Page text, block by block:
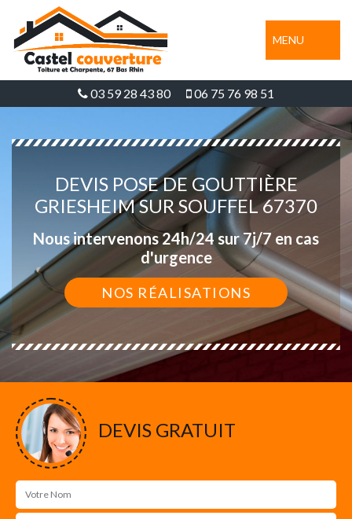
MENU
03 59 28 43 80 06 75 76 98 51
DEVIS POSE DE GOUTTIÈRE
GRIESHEIM SUR SOUFFEL 67370
Nous intervenons 24h/24 sur 7j/7 en cas
d'urgence
NOS RÉALISATIONS
DEVIS GRATUIT